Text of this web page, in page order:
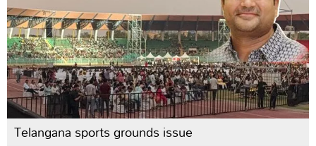
Telangana sports grounds issue